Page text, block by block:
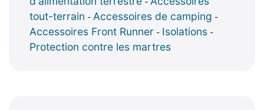
tout-terrain - Accessoires de camping -
Accessoires Front Runner - Isolations -
Protection contre les martres